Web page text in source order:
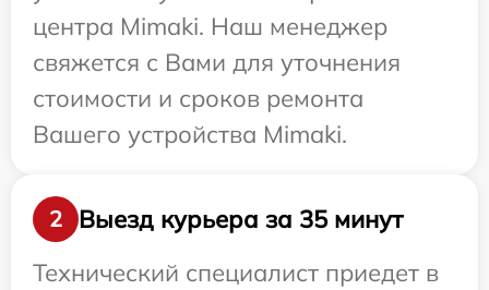
центра Mimaki. Наш менеджер
свяжется с Вами для уточнения
стоимости и сроков ремонта
Вашего устройства Mimaki.
2
Выезд курьера за 35 минут
Технический специалист приедет в